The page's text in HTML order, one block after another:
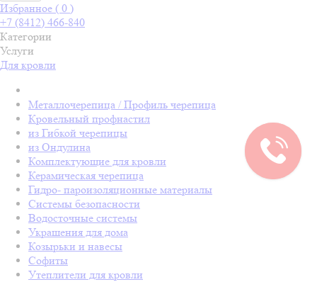
Избранное ( 0 )
+7 (8412) 466-840
Категории
Услуги
Для кровли
Металлочерепица / Профиль черепица
Кровельный профнастил
из Гибкой черепицы
из Ондулина
Комплектующие для кровли
Керамическая черепица
Гидро- пароизоляционные материалы
Системы безопасности
Водосточные системы
Украшения для дома
Козырьки и навесы
Софиты
Утеплители для кровли